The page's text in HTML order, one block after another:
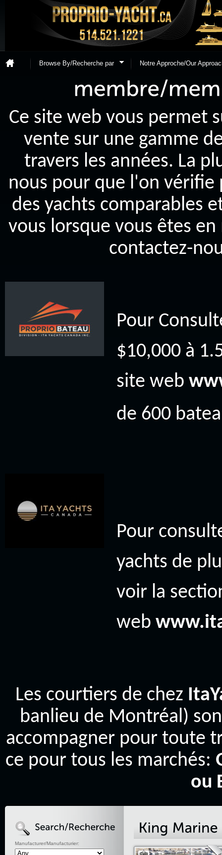
Browse By/Recherche par Notre Approche/Our
Ce site web vous permet
vente sur une gamme
travers les années. La
nous pour que l'on
des yachts comparables
vous lorsque vous êtes
contactez-
Pour
$10,000 à
site web
de 600
Pour
yachts de
voir la
web
Les courtiers de chez
banlieu de Montréal)
accompagner pour toute
ce pour tous les marchés:
ou
Manufacturer/Manufacturier: